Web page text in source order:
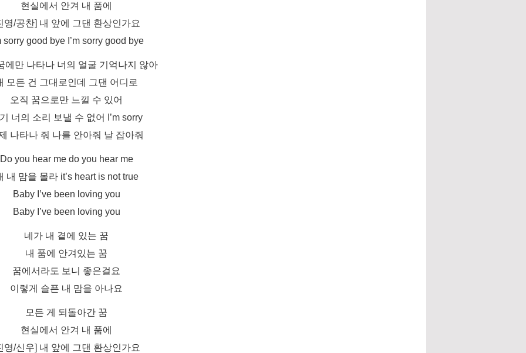
현실에서 안겨 내 품에
영/공찬] 내 앞에 그댄 환상인가요
sorry good bye I’m sorry good bye
에만 나타나 너의 얼굴 기억나지 않아
모든 건 그대로인데 그댄 어디로
오직 꿈으로만 느낄 수 있어
너의 소리 보낼 수 없어 I’m sorry
나타나 줘 나를 안아줘 날 잡아줘
Do you hear me do you hear me
내 맘을 몰라 it’s heart is not true
Baby I’ve been loving you
Baby I’ve been loving you
네가 내 곁에 있는 꿈
내 품에 안겨있는 꿈
꿈에서라도 보니 좋은걸요
이렇게 슬픈 내 맘을 아나요
모든 게 되돌아간 꿈
현실에서 안겨 내 품에
영/신우] 내 앞에 그댄 환상인가요